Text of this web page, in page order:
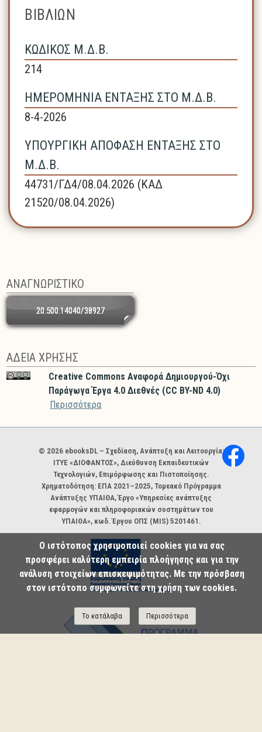
ΒΙΒΛΙΩΝ
ΚΩΔΙΚΟΣ Μ.Δ.Β.
214
ΗΜΕΡΟΜΗΝΙΑ ΕΝΤΑΞΗΣ ΣΤΟ Μ.Δ.Β.
8-4-2026
ΥΠΟΥΡΓΙΚΗ ΑΠΟΦΑΣΗ ΕΝΤΑΞΗΣ ΣΤΟ
Μ.Δ.Β.
44731/ΓΔ4/08.04.2026 (ΚΑΔ
21520/08.04.2026)
ΑΝΑΓΝΩΡΙΣΤΙΚΟ
20.500.14040/38927
ΑΔΕΙΑ ΧΡΗΣΗΣ
Creative Commons Αναφορά Δημιουργού-Όχι
Παράγωγα Έργα 4.0 Διεθνές (CC BY-ND 4.0)
Περισσότερα
Χορηγοί και φορείς
© 2026 ebooksDL – Σχεδίαση, Ανάπτυξη και Λειτουργία:
ΙΤΥΕ «ΔΙΟΦΑΝΤΟΣ», Διεύθυνση Εκπαιδευτικών
Τεχνολογιών, Επιμόρφωσης και Πιστοποίησης.
Χρηματοδότηση: ΕΠΑ 2021–2025, Τομεακό Πρόγραμμα
Ανάπτυξης ΥΠΑΙΘΑ, Έργο «Υπηρεσίες ανάπτυξης
εφαρμογών και πληροφοριακών συστημάτων του
ΥΠΑΙΘΑ», κωδ. Έργου ΟΠΣ (MIS) 5201461.
Ο ιστότοπος χρησιμοποιεί cookies για να σας
προσφέρει καλύτερη εμπειρία πλοήγησης και για την
ανάλυση στοιχείων επισκεψιμότητας. Με την πρόσβαση
στον ιστότοπο συμφωνείτε στη χρήση των cookies.
Το κατάλαβα Περισσότερα